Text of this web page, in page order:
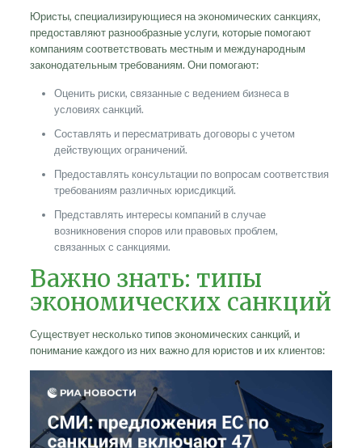
Юристы, специализирующиеся на экономических санкциях,
предоставляют разнообразные услуги, которые помогают
компаниям соответствовать местным и международным
законодательным требованиям. Они помогают:
Оценить риски, связанные с ведением бизнеса в
условиях санкций.
Составлять и пересматривать договоры с учетом
действующих ограничений.
Предоставлять консультации по вопросам соответствия
требованиям различных юрисдикций.
Представлять интересы компаний в случае
возникновения споров или правовых проблем,
связанных с санкциями.
Важно знать: типы
экономических санкций
Существует несколько типов экономических санкций, и
понимание каждого из них важно для юристов и их клиентов: